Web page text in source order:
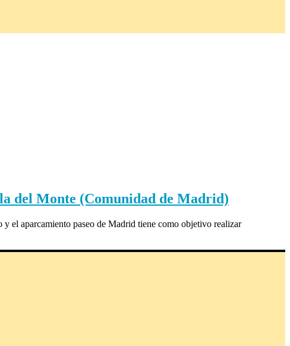
del Monte (Comunidad de Madrid)
el aparcamiento paseo de Madrid tiene como objetivo realizar